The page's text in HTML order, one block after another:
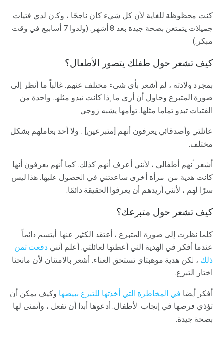
كنت محظوظة للغاية لأن كل شيء كان ناجحًا ، وكان لدي فتيات
جميلات يتمتعن بصحة جيدة بعد 8 أشهر. (ولدوا 7 أسابيع في وقت
مبكر.)
كيف تشعر حول طفلك يتصور الأطفال؟
بمجرد ولادته ، لم أشعر بأي شيء مختلف عنهم. غالباً ما أنظر إلى
صورة المتبرع وحاول أن أرى ما إذا كانت تبدو مثلها. واحدة من
الفتيات تبدو تماما مثلها. توأمها يشبه زوجي
عائلتي وأصدقائي يعرفون أنهم [متبرعين] ، ولا أحد يعاملهم بشكل
مختلف.
أشعر أنهم أطفالي ، لأنني أعرف أنهم كذلك. كما أنهم يعرفون أنها
كانت هدية من امرأة أخرى ساعدتني في الحصول عليها. هذا ليس
سرًا لهم ، لأنني أريدهم أن يعرفوا الحقيقة دائمًا.
كيف تشعر حول متبرعك؟
كلما نظرت إلى صورة المتبرع ، أعتقد الكثير عنها. أبتسم دائماً
عندما أفكر في الهدية التي أعطتها لعائلتي. أعلم أنني دفعت ثمن
ذلك ، لكن هدية موهبتاي تستحق العناء. أشعر بالامتنان لأن مانحنا
اختار التبرع.
أفكر أيضا في المخاطرة التي أخذتها للتبرع ببيضها وكيف يمكن أن
تؤذي فرصها في إنجاب الأطفال. أدعوها أبدا أن تفعل ، وأتمنى لها
بصحة جيدة.